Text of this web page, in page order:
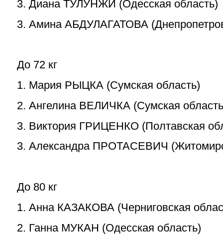
3. Диана ТУЛУНЖИ (Одесская область)
3. Амина АБДУЛАГАТОВА
До 72 кг
1. Мария РЫЦКА (Сумская область)
2. Ангелина ВЕЛИЧКА (Сумская
3. Виктория ГРИЦЕНКО (Полтавская
3. Александра ПРОТАСЕВИЧ
До 80 кг
1. Анна КАЗАКОВА (Черниговская
2. Ганна МУКАН (Одесская область)